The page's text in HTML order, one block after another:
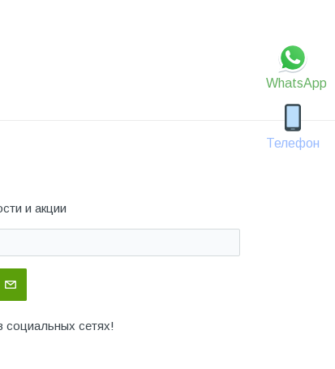
WhatsApp
Телефон
и акции
социальных сетях!